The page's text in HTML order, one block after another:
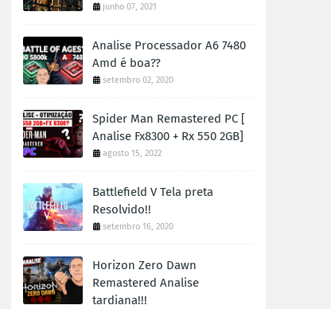
junho 07, 2021
Analise Processador A6 7480
Amd é boa??
setembro 02, 2020
Spider Man Remastered PC [
Analise Fx8300 + Rx 550 2GB]
agosto 15, 2022
Battlefield V Tela preta
Resolvido!!
setembro 16, 2020
Horizon Zero Dawn
Remastered Analise
tardiana!!!